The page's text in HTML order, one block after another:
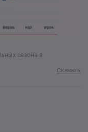
сезона в
Скачать